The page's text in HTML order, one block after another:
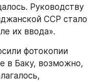
Руководству
ССР стало
их ввода».
фотокопии
в Баку, возможно,